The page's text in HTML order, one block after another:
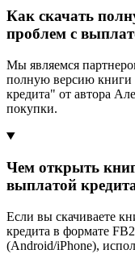
Как скачать
проблем с
Мы являемся
полную версию книги
кредита" от автора
покупки.
Чем открыть
выплатой
Если вы скачиваете
кредита в формате
(Android/iPhone),